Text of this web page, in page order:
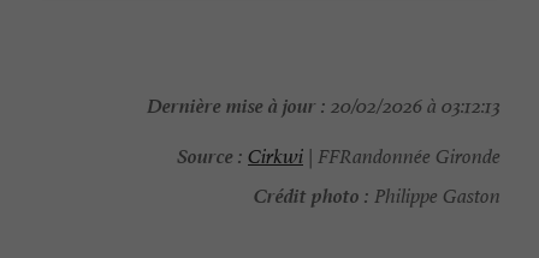
Dernière mise à jour : 20/02/2026 à 03:12:13
Source : Cirkwi | FFRandonnée Gironde
Crédit photo : Philippe Gaston